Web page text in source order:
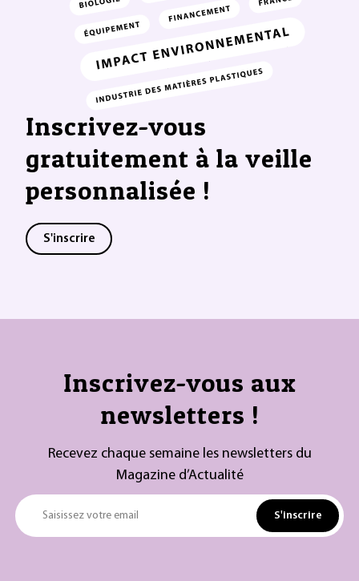
Inscrivez-vous
gratuitement à la veille
personnalisée !
S'inscrire
Inscrivez-vous aux
newsletters !
Recevez chaque semaine les newsletters du
Magazine d’Actualité
Saisissez votre email S'inscrire